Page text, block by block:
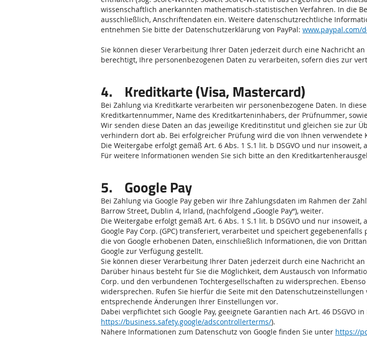
wissenschaftlich anerkannten mathematisch-statistischen Verfahren. In die
ausschließlich, Anschriftendaten ein. Weitere datenschutzrechtliche
entnehmen Sie bitte der Datenschutzerklärung von PayPal: www.paypal.com/
Sie können dieser Verarbeitung Ihrer Daten jederzeit durch eine Nachricht
berechtigt, Ihre personenbezogenen Daten zu verarbeiten, sofern dies zur
4. Kreditkarte (Visa, Mastercard)
Bei Zahlung via Kreditkarte verarbeiten wir personenbezogene Daten. In
Kreditkartennummer, Name des Kreditkarteninhabers, der Prüfnummer,
Wir senden diese Daten an das jeweilige Kreditinstitut und gleichen sie zur
verhindern dort ab. Bei erfolgreicher Prüfung wird die von Ihnen verwendete
Die Weitergabe erfolgt gemäß Art. 6 Abs. 1 S.1 lit. b DSGVO und nur
Für weitere Informationen wenden Sie sich bitte an den
5. Google Pay
Bei Zahlung via Google Pay geben wir Ihre Zahlungsdaten im Rahmen der
Barrow Street, Dublin 4, Irland, (nachfolgend „Google Pay“), weiter.
Die Weitergabe erfolgt gemäß Art. 6 Abs. 1 S.1 lit. b DSGVO und nur
Google Pay Corp. (GPC) transferiert, verarbeitet und speichert
die von Google erhobenen Daten, einschließlich Informationen, die von
Google zur Verfügung gestellt.
Sie können dieser Verarbeitung Ihrer Daten jederzeit durch eine Nachricht an
Darüber hinaus besteht für Sie die Möglichkeit, dem Austausch von
Corp. und den verbundenen Tochtergesellschaften zu widersprechen.
widersprechen. Rufen Sie hierfür die Seite mit den Datenschutzeinstellungen
entsprechende Änderungen Ihrer Einstellungen vor.
Dabei verpflichtet sich Google Pay, geeignete Garantien nach Art. 46 DSGVO
https://business.safety.google/adscontrollerterms/).
Nähere Informationen zum Datenschutz von Google finden Sie unter https://